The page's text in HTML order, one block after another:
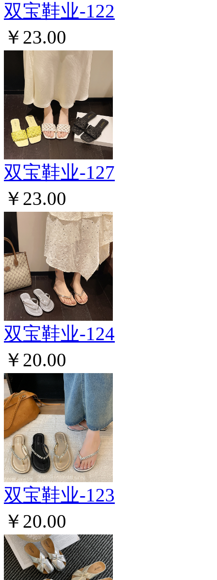
双宝鞋业-122
￥23.00
双宝鞋业-127
￥23.00
双宝鞋业-124
￥20.00
双宝鞋业-123
￥20.00